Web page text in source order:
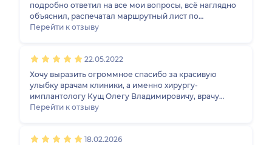
подробно ответил на все мои вопросы, всё наглядно
объяснил, распечатал маршрутный лист по
возможному лечению. Видно, что профессионал,
Перейти к отзыву
22.05.2022
Хочу выразить огроммное спасибо за красивую
улыбку врачам клиники, а именно хирургу-
имплантологу Кущ Олегу Владимировичу, врачу
ортопеду Гулян Ани Зориковне. А также спасибо
Перейти к отзыву
18.02.2026